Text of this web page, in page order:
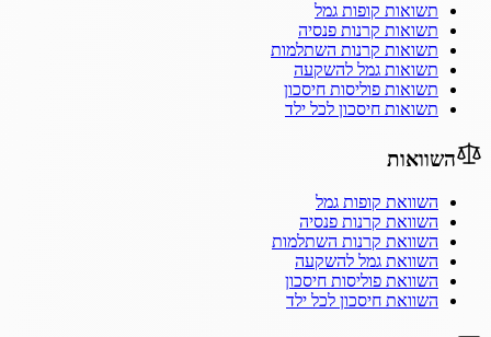
תשואות קופות גמל
תשואות קרנות פנסיה
תשואות קרנות השתלמות
תשואות גמל להשקעה
תשואות פוליסות חיסכון
תשואות חיסכון לכל ילד
השוואות
השוואת קופות גמל
השוואת קרנות פנסיה
השוואת קרנות השתלמות
השוואת גמל להשקעה
השוואת פוליסות חיסכון
השוואת חיסכון לכל ילד